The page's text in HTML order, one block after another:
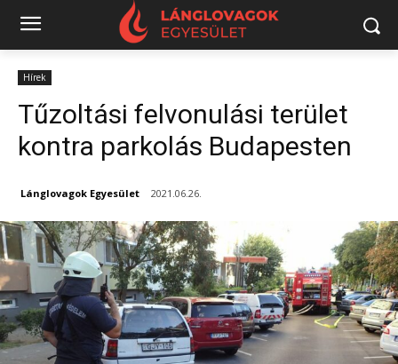
Hírek
Tűzoltási felvonulási terület
kontra parkolás Budapesten
Lánglovagok Egyesület 2021.06.26.